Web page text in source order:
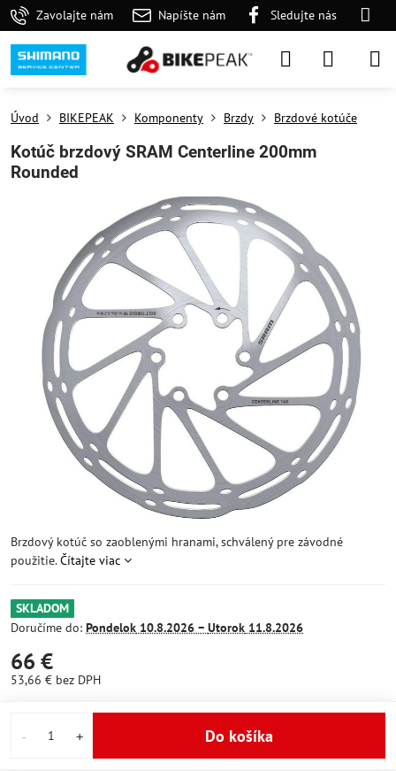
Zavolajte nám Napíšte nám Sledujte nás
Úvod BIKEPEAK Komponenty Brzdy Brzdové kotúče
Kotúč brzdový SRAM Centerline 200mm
Rounded
Brzdový kotúč so zaoblenými hranami, schválený pre závodné
použitie.Čítajte viac
SKLADOM
Doručíme do: Pondelok 10.8.2026 − Utorok 11.8.2026
66 €
53,66 € bez DPH
Do košíka